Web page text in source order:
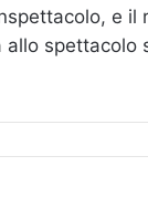
e il
spettacolo